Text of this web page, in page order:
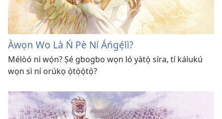
Àwọn Wo Là Ń Pè Ní Áńgẹ́lì?
Mélòó ni wọ́n? Ṣé gbogbo wọn ló yàtọ̀ síra, tí kálukú
wọn sì ní orúkọ ọ̀tọ̀ọ̀tọ̀?